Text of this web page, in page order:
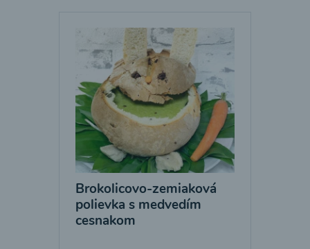
Brokolicovo-zemiaková
polievka s medvedím
cesnakom